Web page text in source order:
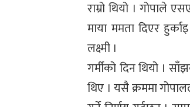
राम्रो थियो । गोपाले
माया ममता दिएर
लक्ष्मी ।
गर्मीको दिन थियो ।
थिए । यसै क्रममा